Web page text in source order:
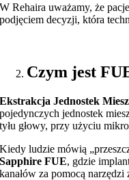
W Rehaira uważamy, że
podjęciem decyzji, która
Czym jest
Ekstrakcja Jednostek
pojedynczych jednostek
tyłu głowy, przy użyciu
Kiedy ludzie mówią
Sapphire FUE, gdzie
kanałów za pomocą